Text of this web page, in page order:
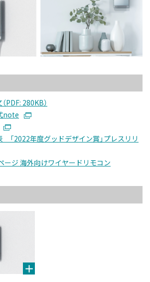
PDF: 280KB）
note
「2022年度グッドデザイン賞」プレスリリ
ージ 海外向けワイヤードリモコン